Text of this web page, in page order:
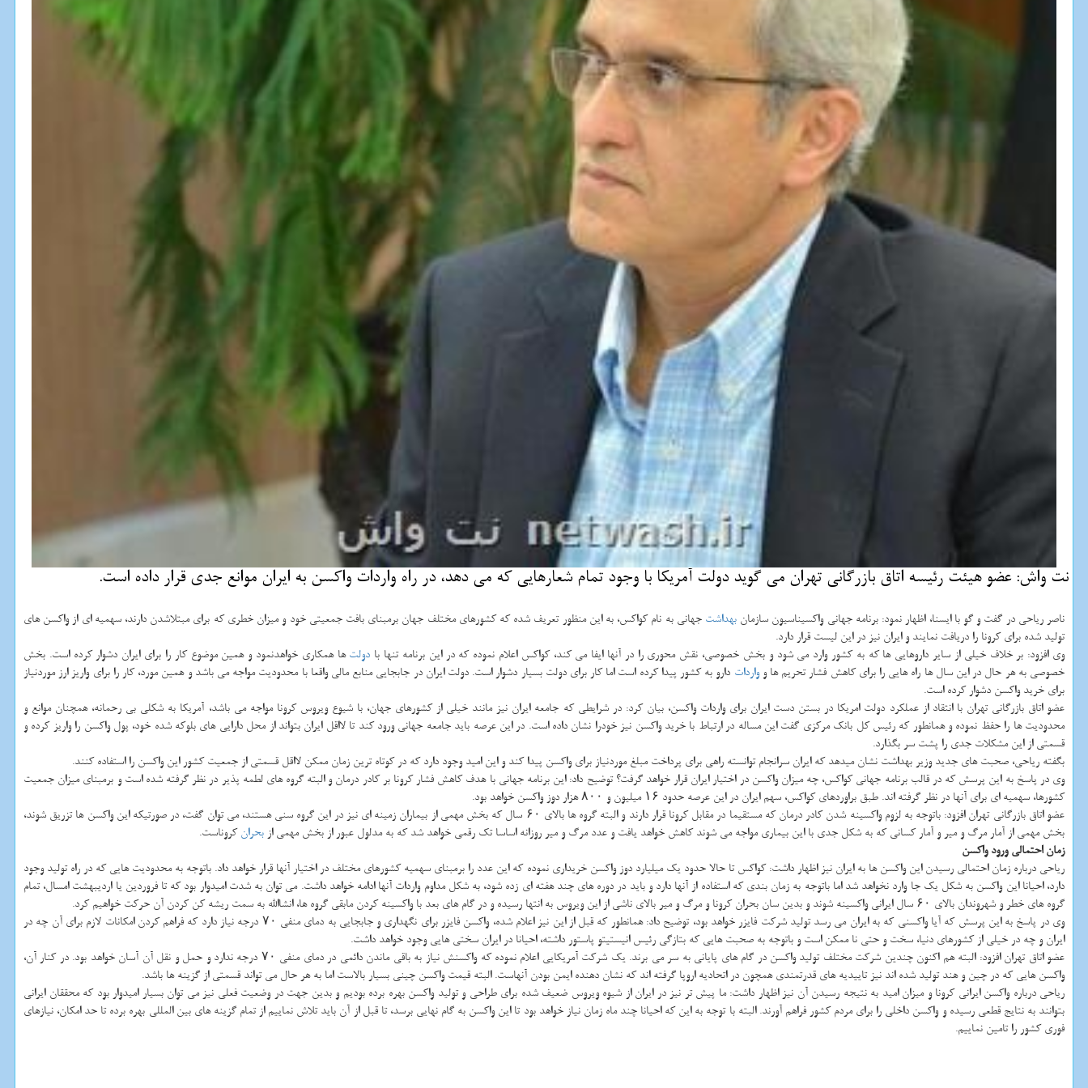
نت واش: عضو هیئت رئیسه اتاق بازرگانی تهران می گوید دولت آمریکا با وجود تمام شعارهایی که می دهد، در راه واردات واکسن به ایران موانع جدی قرار داده است.
ناصر ریاحی در گفت و گو با ایسنا، اظهار نمود: برنامه جهانی واکسیناسیون سازمان بهداشت جهانی به نام کواکس، به این منظور تعریف شده که کشورهای مختلف جهان برمبنای بافت جمعیتی خود و میزان خطری که برای مبتلاشدن دارند، سهمیه ای از واکسن های
تولید شده برای کرونا را دریافت نمایند و ایران نیز در این لیست قرار دارد.
وی افزود: بر خلاف خیلی از سایر داروهایی ها که به کشور وارد می شود و بخش خصوصی، نقش محوری را در آنها ایفا می کند، کواکس اعلام نموده که در این برنامه تنها با دولتها همکاری خواهدنمود و همین موضوع کار را برای ایران دشوار کرده است. بخش
خصوصی به هر حال در این سال ها راه هایی را برای کاهش فشار تحریم ها وواردات دارو به کشور پیدا کرده است اما کار برای دولت بسیار دشوار است. دولت ایران در جابجایی منابع مالی واقعا با محدودیت مواجه می باشد و همین مورد، کار را برای واریز ارز موردنیاز
برای خرید واکسن دشوار کرده است.
عضو اتاق بازرگانی تهران با انتقاد از عملکرد دولت امریکا در بستن دست ایران برای واردات واکسن، بیان کرد: در شرایطی که جامعه ایران نیز مانند خیلی از کشورهای جهان، با شیوع ویروس کرونا مواجه می باشد، آمریکا به شکلی بی رحمانه، همچنان موانع و
محدودیت ها را حفظ نموده و همانطور که رئیس کل بانک مرکزی گفت این مساله در ارتباط با خرید واکسن نیز خودرا نشان داده است. در این عرصه باید جامعه جهانی ورود کند تا لااقل ایران بتواند از محل دارایی های بلوکه شده خود، پول واکسن را واریز کرده و
قسمتی از این مشکلات جدی را پشت سر بگذارد.
بگفته ریاحی، صحبت های جدید وزیر بهداشت نشان میدهد که ایران سرانجام توانسته راهی برای پرداخت مبلغ موردنیاز برای واکسن پیدا کند و این امید وجود دارد که در کوتاه ترین زمان ممکن لااقل قسمتی از جمعیت کشور این واکسن را استفاده کنند.
وی در پاسخ به این پرسش که در قالب برنامه جهانی کواکس، چه میزان واکسن در اختیار ایران قرار خواهد گرفت؟ توضیح داد: این برنامه جهانی با هدف کاهش فشار کرونا بر کادر درمان و البته گروه های لطمه پذیر در نظر گرفته شده است و برمبنای میزان جمعیت
کشورها، سهمیه ای برای آنها در نظر گرفته اند. طبق براوردهای کواکس، سهم ایران در این عرصه حدود ۱۶ میلیون و ۸۰۰ هزار دوز واکسن خواهد بود.
عضو اتاق بازرگانی تهران افزود: باتوجه به لزوم واکسینه شدن کادر درمان که مستقیما در مقابل کرونا قرار دارند و البته گروه ها بالای ۶۰ سال که بخش مهمی از بیماران زمینه ای نیز در این گروه سنی هستند، می توان گفت، در صورتیکه این واکسن ها تزریق شوند،
بخش مهمی از آمار مرگ و میر و آمار کسانی که به شکل جدی با این بیماری مواجه می شوند کاهش خواهد یافت و عدد مرگ و میر روزانه اساسا تک رقمی خواهد شد که به مدلول عبور از بخش مهمی از بحرانکروناست.
زمان احتمالی ورود واکسن
ریاحی درباره زمان احتمالی رسیدن این واکسن ها به ایران نیز اظهار داشت: کواکس تا حالا حدود یک میلیارد دوز واکسن خریداری نموده که این عدد را برمبنای سهمیه کشورهای مختلف در اختیار آنها قرار خواهد داد. باتوجه به محدودیت هایی که در راه تولید وجود
دارد، احیانا این واکسن به شکل یک جا وارد نخواهد شد اما باتوجه به زمان بندی که استفاده از آنها دارد و باید در دوره های چند هفته ای زده شود، به شکل مداوم واردات آنها ادامه خواهد داشت. می توان به شدت امیدوار بود که تا فروردین یا اردیبهشت امسال، تمام
گروه های خطر و شهروندان بالای ۶۰ سال ایرانی واکسینه شوند و بدین سان بحران کرونا و مرگ و میر بالای ناشی از این ویروس به انتها رسیده و در گام های بعد با واکسینه کردن مابقی گروه ها، انشاالله به سمت ریشه کن کردن آن حرکت خواهیم کرد.
وی در پاسخ به این پرسش که آیا واکسنی که به ایران می رسد تولید شرکت فایزر خواهد بود، توضیح داد: همانطور که قبل از این نیز اعلام شده، واکسن فایزر برای نگهداری و جابجایی به دمای منفی ۷۰ درجه نیاز دارد که فراهم کردن امکانات لازم برای آن چه در
ایران و چه در خیلی از کشورهای دنیا، سخت و حتی نا ممکن است و باتوجه به صحبت هایی که بتازگی رئیس انیستیتو پاستور داشته، احیانا در ایران سختی هایی وجود خواهد داشت.
عضو اتاق تهران افزود: البته هم اکنون چندین شرکت مختلف تولید واکسن در گام های پایانی به سر می برند. یک شرکت آمریکایی اعلام نموده که واکسنش نیاز به باقی ماندن دائمی در دمای منفی ۷۰ درجه ندارد و حمل و نقل آن آسان خواهد بود. در کنار آن،
واکسن هایی که در چین و هند تولید شده اند نیز تاییدیه های قدرتمندی همچون در اتحادیه اروپا گرفته اند که نشان دهنده ایمن بودن آنهاست. البته قیمت واکسن چینی بسیار بالاست اما به هر حال می تواند قسمتی از گزینه ها باشد.
ریاحی درباره واکسن ایرانی کرونا و میزان امید به نتیجه رسیدن آن نیز اظهار داشت: ما پیش تر نیز در ایران از شیوه ویروس ضعیف شده برای طراحی و تولید واکسن بهره برده بودیم و بدین جهت در وضعیت فعلی نیز می توان بسیار امیدوار بود که محققان ایرانی
بتوانند به نتایج قطعی رسیده و واکسن داخلی را برای مردم کشور فراهم آورند. البته با توجه به این که احیانا چند ماه زمان نیاز خواهد بود تا این واکسن به گام نهایی برسد، تا قبل از آن باید تلاش نماییم از تمام گزینه های بین المللی بهره برده تا حد امکان، نیازهای
فوری کشور را تامین نماییم.